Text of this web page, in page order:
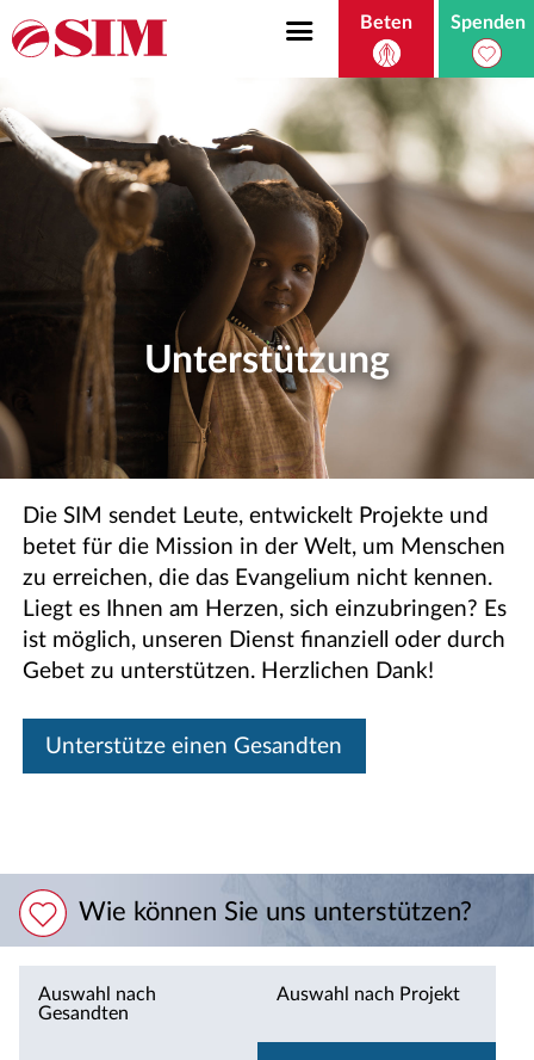
Beten Spenden
Unterstützung
Die SIM sendet Leute, entwickelt Projekte und
betet für die Mission in der Welt, um Menschen
zu erreichen, die das Evangelium nicht kennen.
Liegt es Ihnen am Herzen, sich einzubringen? Es
ist möglich, unseren Dienst finanziell oder durch
Gebet zu unterstützen. Herzlichen Dank!
Unterstütze einen Gesandten
Wie können Sie uns unterstützen?
Auswahl nach
Gesandten
Auswahl nach Projekt